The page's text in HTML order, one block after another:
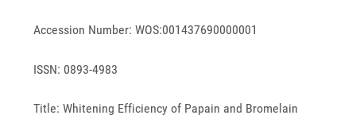
Accession Number: WOS:001437690000001
ISSN: 0893-4983
Title: Whitening Efficiency of Papain and Bromelain